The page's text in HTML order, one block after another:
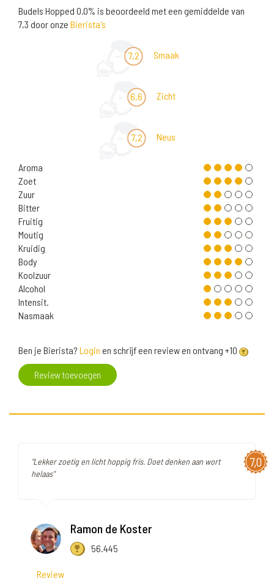
Budels Hopped 0.0% is beoordeeld met een gemiddelde van
7,3 door onze Bierista's
7,2 Smaak
6,6 Zicht
7,2 Neus
Aroma
Zoet
Zuur
Bitter
Fruitig
Moutig
Kruidig
Body
Koolzuur
Alcohol
Intensit.
Nasmaak
Ben je Bierista? Login en schrijf een review en ontvang +10
Review toevoegen
7,0
"Lekker zoetig en licht hoppig fris. Doet denken aan wort
helaas"
Ramon de Koster
56.445
Review